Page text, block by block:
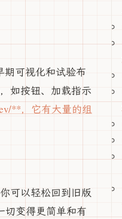
期可视化和试验布
如按钮、加载指示
**，它有大量的组
可以轻松回到旧版
切变得更简单和有